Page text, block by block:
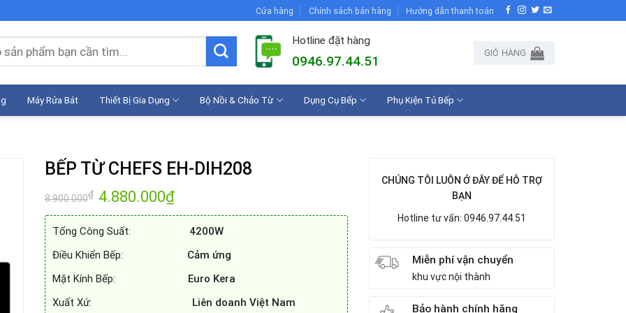
Cửa hàng Chính sách bán hàng Hướng dẫn thanh toán
Hotline đặt hàng
0946.97.44.51
GIỎ HÀNG
Máy Rửa Bát Thiết Bị Gia Dụng Bộ Nồi & Chảo Từ Dụng Cụ Bếp Phụ Kiện Tủ Bếp
BẾP TỪ CHEFS EH-DIH208
8.900.000₫
Giá
gốc
là:
4.880.000₫Giá
hiện
tại
4.880.000₫.
Tổng Công Suất:
4200W
Điều Khiển Bếp: Cảm ứng
Mặt Kính Bếp: Euro Kera
Xuất Xứ:
Liên doanh Việt Nam
CHÚNG TÔI LUÔN Ở ĐÂY ĐỂ HỖ TRỢ
BẠN
Hotline tư vấn: 0946.97.44.51
Miễn phí vận chuyển
khu vực nội thành
Bảo hành chính hãng